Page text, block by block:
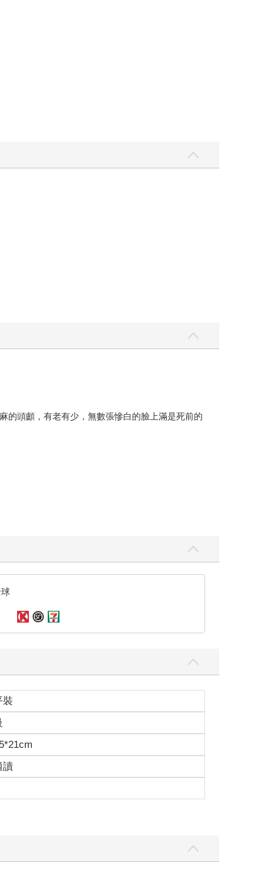
頭顱，有老有少，無數張慘白的臉上滿是死前的
砸來，他被正面擊中，瞬間被打倒在地。
」他絲毫不受影響地站起身，拿起電鋸朝眾人撲
搐幾下，再也了無聲息。
來的？」
，大開殺戒！
身再伺機而動？
裝
讀